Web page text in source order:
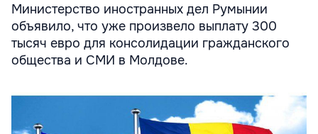
Министерство иностранных дел Румынии
объявило, что уже произвело выплату 300
тысяч евро для консолидации гражданского
общества и СМИ в Молдове.